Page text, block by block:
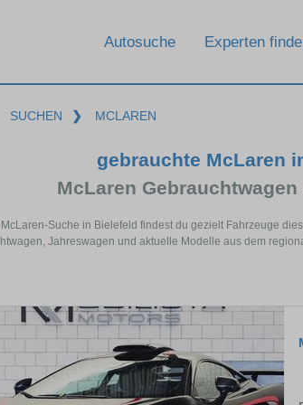
Autosuche Experten
SUCHEN ❯ MCLAREN
gebrauchte McLaren
McLaren
McLaren-Suche in Bielefeld findest du gezielt Fahrzeuge
Jahreswagen und aktuelle Modelle aus dem